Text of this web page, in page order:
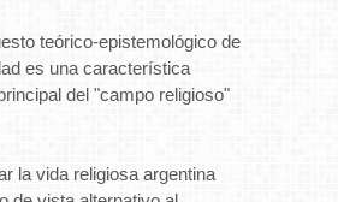
teórico-epistemológico de
es una característica
del "campo religioso"
la vida religiosa argentina